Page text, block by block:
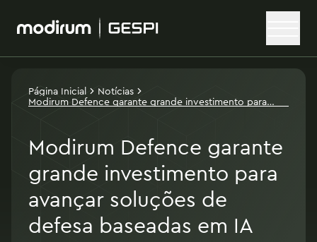
Página Inicial Notícias
Modirum Defence garante grande investimento para
Modirum Defence garante
grande investimento para
avançar soluções de
defesa baseadas em IA